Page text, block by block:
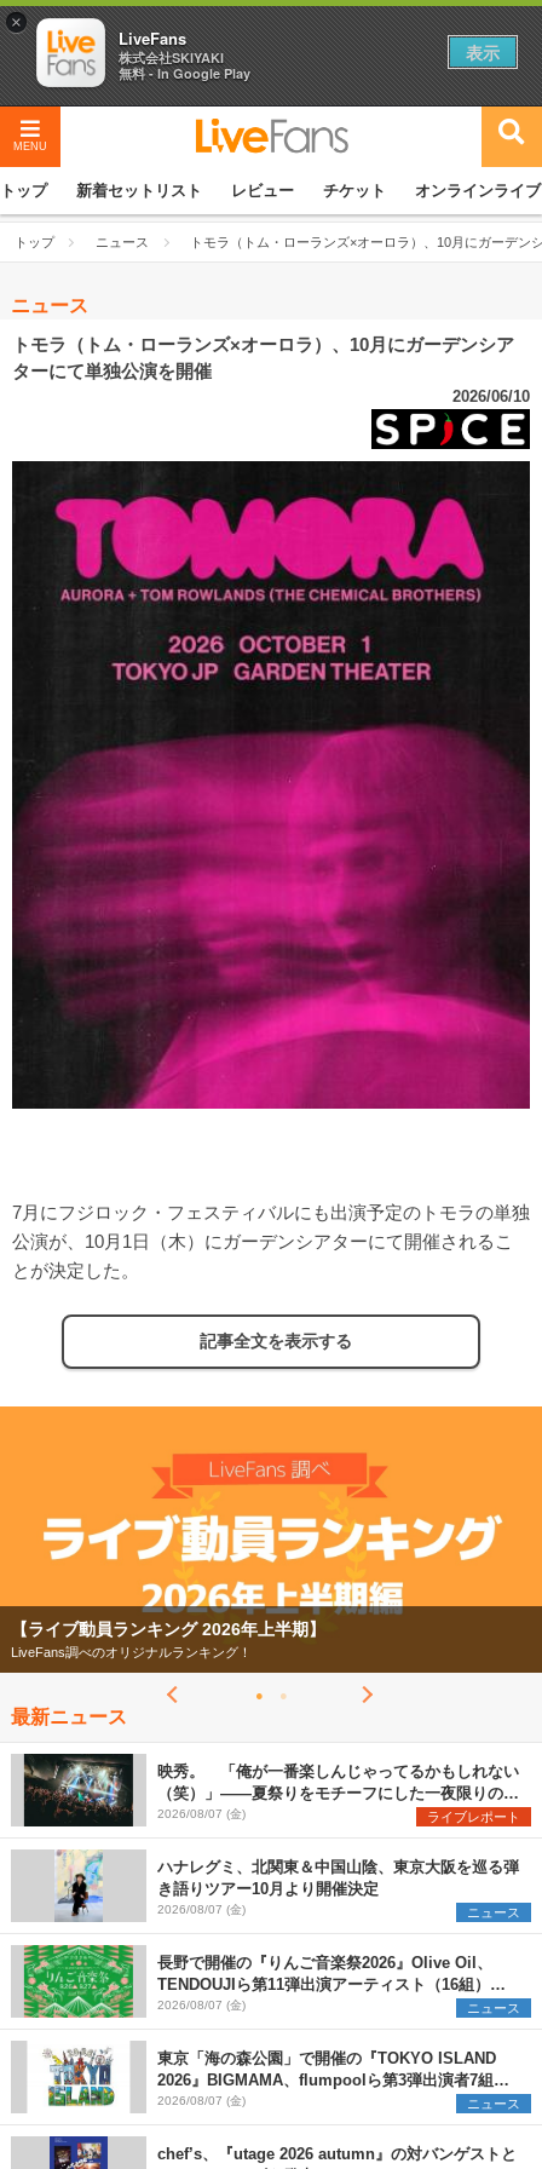
MENU
トップ 新着セットリスト レビュー チケット オンラインライブ
トップ ニュース トモラ（トム・ローランズ×オーロラ）、10月にガーデン
ニュース
トモラ（トム・ローランズ×オーロラ）、10月にガーデンシア
ターにて単独公演を開催
2026/06/10
7月にフジロック・フェスティバルにも出演予定のトモラの単独
公演が、10月1日（木）にガーデンシアターにて開催されるこ
とが決定した。
記事全文を表示する
【ライブ動員ランキング 2026年上半期】
LiveFans調べのオリジナルランキング！
最新ニュース
映秀。 「俺が一番楽しんじゃってるかもしれない
（笑）」――夏祭りをモチーフにした一夜限りのス
ペシャルライブ『色祭』レポート
2026/08/07 (金) ライブレポート
ハナレグミ、北関東＆中国山陰、東京大阪を巡る弾
き語りツアー10月より開催決定
2026/08/07 (金) ニュース
長野で開催の『りんご音楽祭2026』Olive Oil、
TENDOUJIら第11弾出演アーティスト（16組）を
発表
2026/08/07 (金) ニュース
東京「海の森公園」で開催の『TOKYO ISLAND
2026』BIGMAMA、flumpoolら第3弾出演者7組を
発表 ワークショップ・アート出展者を募集
2026/08/07 (金) ニュース
chef’s、『utage 2026 autumn』の対バンゲストと
×
LiveFans
株式会社SKIYAKI
無料 - In Google Play
表示